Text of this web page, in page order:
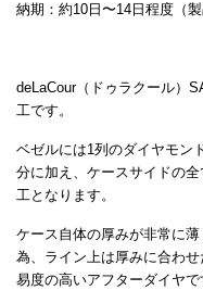
納期：約10日〜14日程度（
deLaCour（ドゥラクール）
工です。
ベゼルには1列のダイヤモン
分に加え、ケースサイドの
工となります。
ケース自体の厚みが非常に
為、ライン上は厚みに合わ
易度の高いアフターダイヤで